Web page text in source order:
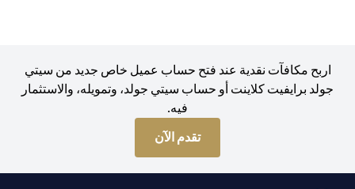
اربح مكافآت نقدية عند فتح حساب عميل خاص جديد من سيتي
جولد برايفيت كلاينت أو حساب سيتي جولد، وتمويله، والاستثمار
فيه.
تقدم الآن